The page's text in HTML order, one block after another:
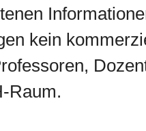
kein
Raum.